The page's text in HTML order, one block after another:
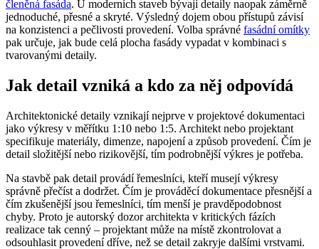
členěná fasáda. U moderních staveb bývají detaily naopak záměrně
jednoduché, přesné a skryté. Výsledný dojem obou přístupů závisí
na konzistenci a pečlivosti provedení. Volba správné fasádní omítky
pak určuje, jak bude celá plocha fasády vypadat v kombinaci s
tvarovanými detaily.
Jak detail vzniká a kdo za něj odpovídá
Architektonické detaily vznikají nejprve v projektové dokumentaci
jako výkresy v měřítku 1:10 nebo 1:5. Architekt nebo projektant
specifikuje materiály, dimenze, napojení a způsob provedení. Čím je
detail složitější nebo rizikovější, tím podrobnější výkres je potřeba.
Na stavbě pak detail provádí řemeslníci, kteří musejí výkresy
správně přečíst a dodržet. Čím je prováděcí dokumentace přesnější a
čím zkušenější jsou řemeslníci, tím menší je pravděpodobnost
chyby. Proto je autorský dozor architekta v kritických fázích
realizace tak cenný – projektant může na místě zkontrolovat a
odsouhlasit provedení dříve, než se detail zakryje dalšími vrstvami.